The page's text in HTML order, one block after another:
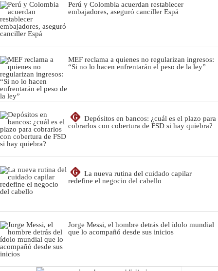
Perú y Colombia acuerdan restablecer
embajadores, aseguró canciller Espá
MEF reclama a quienes no regularizan ingresos:
“Si no lo hacen enfrentarán el peso de la ley”
G
Depósitos en bancos: ¿cuál es el plazo para
cobrarlos con cobertura de FSD si hay quiebra?
G
La nueva rutina del cuidado capilar
redefine el negocio del cabello
Jorge Messi, el hombre detrás del ídolo mundial
que lo acompañó desde sus inicios